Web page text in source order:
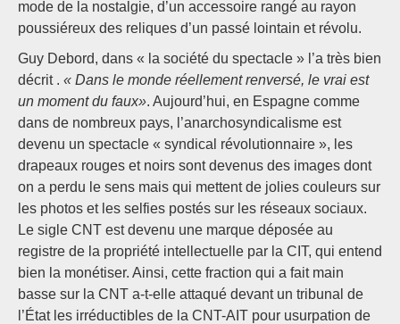
mode de la nostalgie, d’un accessoire rangé au rayon
poussiéreux des reliques d’un passé lointain et révolu.
Guy Debord, dans « la société du spectacle » l’a très bien
décrit . « Dans le monde réellement renversé, le vrai est
un moment du faux». Aujourd’hui, en Espagne comme
dans de nombreux pays, l’anarchosyndicalisme est
devenu un spectacle « syndical révolutionnaire », les
drapeaux rouges et noirs sont devenus des images dont
on a perdu le sens mais qui mettent de jolies couleurs sur
les photos et les selfies postés sur les réseaux sociaux.
Le sigle CNT est devenu une marque déposée au
registre de la propriété intellectuelle par la CIT, qui entend
bien la monétiser. Ainsi, cette fraction qui a fait main
basse sur la CNT a-t-elle attaqué devant un tribunal de
l’État les irréductibles de la CNT-AIT pour usurpation de